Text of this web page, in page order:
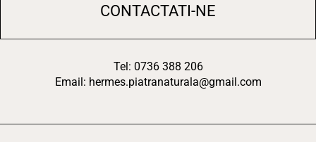
CONTACTATI-NE
Tel: 0736 388 206
Email: hermes.piatranaturala@gmail.com